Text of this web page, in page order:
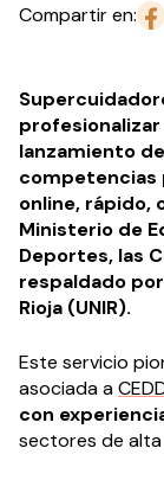
Compartir en:
profesionalizar
lanzamiento
competencias
online, rápido,
Ministerio de
Deportes, las
respaldado
Rioja (UNIR).
Este servicio
asociada a
con
sectores de